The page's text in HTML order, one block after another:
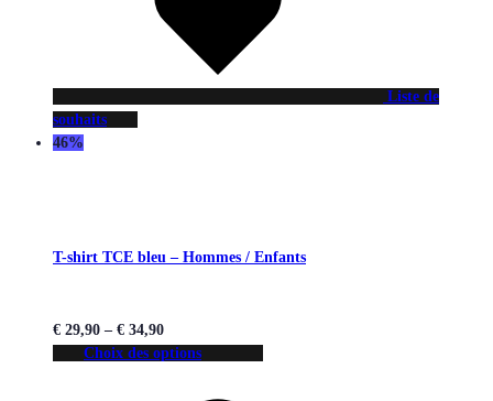
Liste de
souhaits
46%
T-shirt TCE bleu – Hommes / Enfants
€ 29,90 – € 34,90
Choix des options